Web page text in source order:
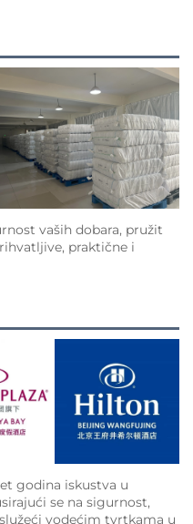
vaših dobara, pružit
praktične i
godina iskustva u
se na sigurnost,
vodećim tvrtkama u